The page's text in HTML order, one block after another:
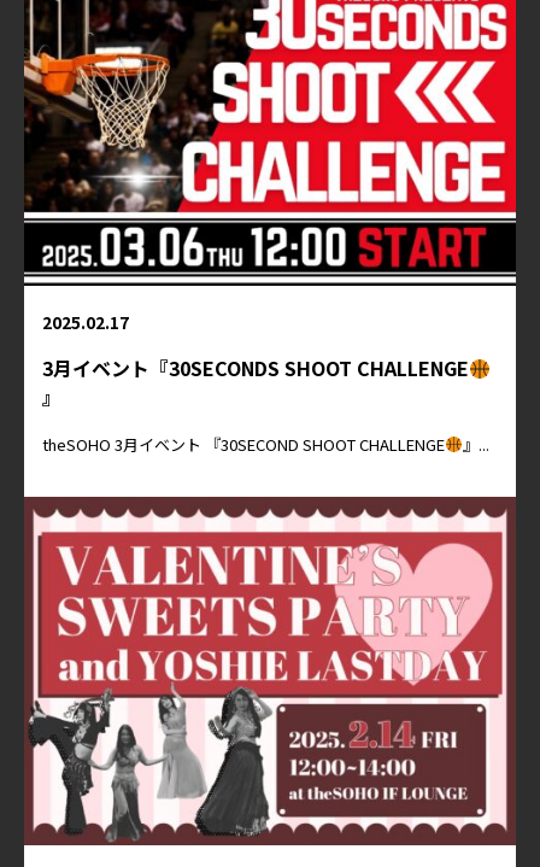
2025.02.17
3月イベント『30SECONDS SHOOT CHALLENGE
』
theSOHO 3月イベント 『30SECOND SHOOT CHALLENGE 』...